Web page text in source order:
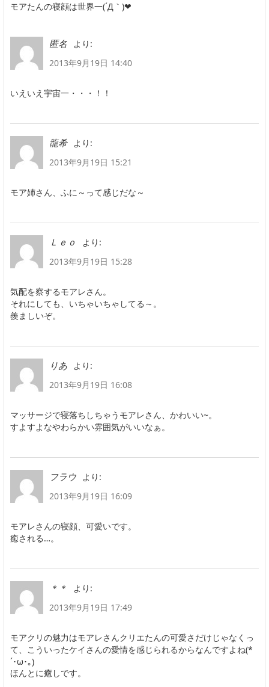
モアたんの寝顔は世界一(´Д｀)❤
匿名
より:
2013年9月19日 14:40
いえいえ宇宙一・・・！！
龍希
より:
2013年9月19日 15:21
モア姉さん、ふに～って感じだな～
Ｌｅｏ
より:
2013年9月19日 15:28
気配を察するモアレさん。
それにしても、いちゃいちゃしてる～。
羨ましいぞ。
りあ
より:
2013年9月19日 16:08
マッサージで寝落ちしちゃうモアレさん、かわいい~。
すよすよなやわらかい雰囲気がいいなぁ。
フラウ
より:
2013年9月19日 16:09
モアレさんの寝顔、可愛いです。
癒される…。
＊＊
より:
2013年9月19日 17:49
モアクリの魅力はモアレさんクリエたんの可愛さだけじゃなくっ
て、こういったケイさんの愛情を感じられるからなんですよね(*
´･ω･｡)
ほんとに癒しです。